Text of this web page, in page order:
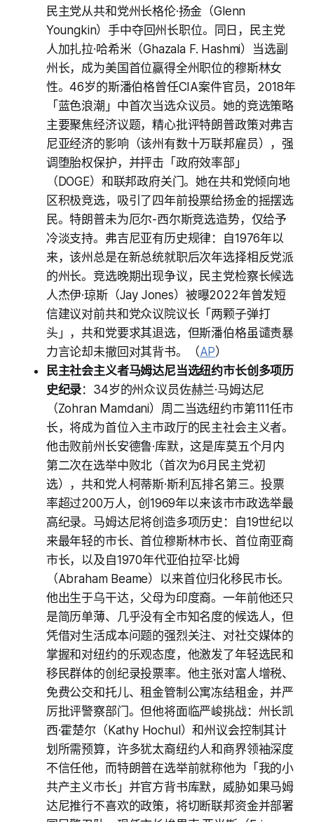
民主党从共和党州长格伦·扬金（Glenn
Youngkin）手中夺回州长职位。同日，民主党
人加扎拉·哈希米（Ghazala F. Hashmi）当选副
州长，成为美国首位赢得全州职位的穆斯林女
性。46岁的斯潘伯格曾任CIA案件官员，2018年
「蓝色浪潮」中首次当选众议员。她的竞选策略
主要聚焦经济议题，精心批评特朗普政策对弗吉
尼亚经济的影响（该州有数十万联邦雇员），强
调堕胎权保护，并抨击「政府效率部」
（DOGE）和联邦政府关门。她在共和党倾向地
区积极竞选，吸引了四年前投票给扬金的摇摆选
民。特朗普未为厄尔-西尔斯竞选造势，仅给予
冷淡支持。弗吉尼亚有历史规律：自1976年以
来，该州总是在新总统就职后次年选择相反党派
的州长。竞选晚期出现争议，民主党检察长候选
人杰伊·琼斯（Jay Jones）被曝2022年曾发短
信建议对前共和党众议院议长「两颗子弹打
头」，共和党要求其退选，但斯潘伯格虽谴责暴
力言论却未撤回对其背书。（AP）
民主社会主义者马姆达尼当选纽约市长创多项历
史纪录：34岁的州众议员佐赫兰·马姆达尼
（Zohran Mamdani）周二当选纽约市第111任市
长，将成为首位入主市政厅的民主社会主义者。
他击败前州长安德鲁·库默，这是库莫五个月内
第二次在选举中败北（首次为6月民主党初
选），共和党人柯蒂斯·斯利瓦排名第三。投票
率超过200万人，创1969年以来该市市政选举最
高纪录。马姆达尼将创造多项历史：自19世纪以
来最年轻的市长、首位穆斯林市长、首位南亚裔
市长，以及自1970年代亚伯拉罕·比姆
（Abraham Beame）以来首位归化移民市长。
他出生于乌干达，父母为印度裔。一年前他还只
是简历单薄、几乎没有全市知名度的候选人，但
凭借对生活成本问题的强烈关注、对社交媒体的
掌握和对纽约的乐观态度，他激发了年轻选民和
移民群体的创纪录投票率。他主张对富人增税、
免费公交和托儿、租金管制公寓冻结租金，并严
厉批评警察部门。但他将面临严峻挑战：州长凯
西·霍楚尔（Kathy Hochul）和州议会控制其计
划所需预算，许多犹太裔纽约人和商界领袖深度
不信任他，而特朗普在选举前就称他为「我的小
共产主义市长」并官方背书库默，威胁如果马姆
达尼推行不喜欢的政策，将切断联邦资金并部署